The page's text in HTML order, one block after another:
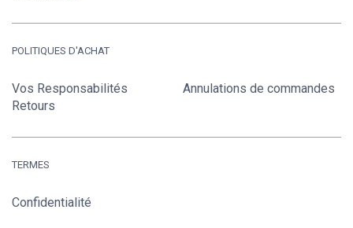
POLITIQUES D'ACHAT
Vos Responsabilités
Retours
Annulations de commandes
TERMES
Confidentialité